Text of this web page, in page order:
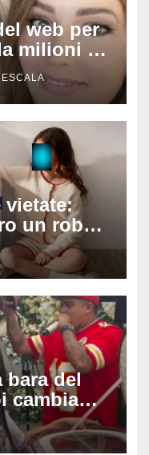
web per
milioni di
tutti:
e ci
vietate:
un robot
bara del
cambia
al
di